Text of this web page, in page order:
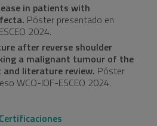
in patients with
Póster presentado en
2024.
after reverse shoulder
a malignant tumour of the
and literature review. Póster
WCO-IOF-ESCEO 2024.